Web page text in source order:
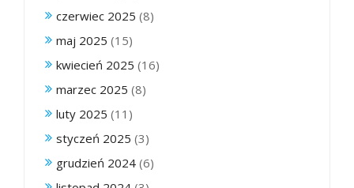
czerwiec 2025 (8)
maj 2025 (15)
kwiecień 2025 (16)
marzec 2025 (8)
luty 2025 (11)
styczeń 2025 (3)
grudzień 2024 (6)